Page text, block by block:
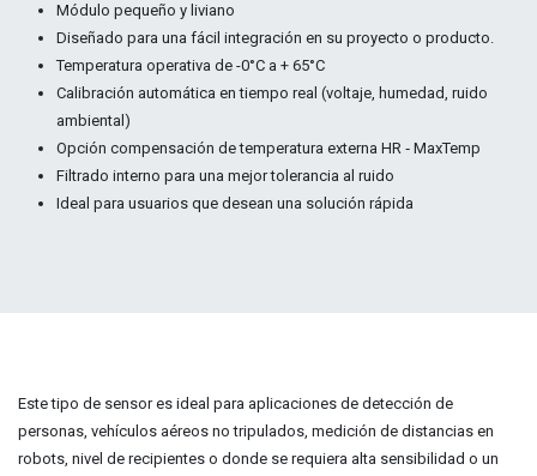
Módulo pequeño y liviano
Diseñado para una fácil integración en su proyecto o producto.
Temperatura operativa de -0°C a + 65°C
Calibración automática en tiempo real (voltaje, humedad, ruido
ambiental)
Opción compensación de temperatura externa HR ‑ MaxTemp
Filtrado interno para una mejor tolerancia al ruido
Ideal para usuarios que desean una solución rápida
Este tipo de sensor es ideal para aplicaciones de detección de
personas, vehículos aéreos no tripulados, medición de distancias en
robots, nivel de recipientes o donde se requiera alta sensibilidad o un